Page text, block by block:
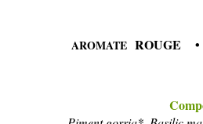
AROMATE ROUGE